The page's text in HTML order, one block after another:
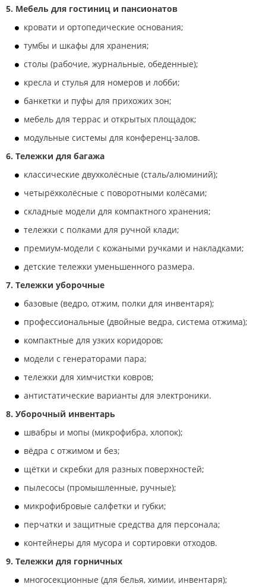
5. Мебель для гостиниц и пансионатов
кровати и ортопедические основания;
тумбы и шкафы для хранения;
столы (рабочие, журнальные, обеденные);
кресла и стулья для номеров и лобби;
банкетки и пуфы для прихожих зон;
мебель для террас и открытых площадок;
модульные системы для конференц‑залов.
6. Тележки для багажа
классические двухколёсные (сталь/алюминий);
четырёхколёсные с поворотными колёсами;
складные модели для компактного хранения;
тележки с полками для ручной клади;
премиум‑модели с кожаными ручками и накладками;
детские тележки уменьшенного размера.
7. Тележки уборочные
базовые (ведро, отжим, полки для инвентаря);
профессиональные (двойные ведра, система отжима);
компактные для узких коридоров;
модели с генераторами пара;
тележки для химчистки ковров;
антистатические варианты для электроники.
8. Уборочный инвентарь
швабры и мопы (микрофибра, хлопок);
вёдра с отжимом и без;
щётки и скребки для разных поверхностей;
пылесосы (промышленные, ручные);
микрофибровые салфетки и губки;
перчатки и защитные средства для персонала;
контейнеры для мусора и сортировки отходов.
9. Тележки для горничных
многосекционные (для белья, химии, инвентаря);